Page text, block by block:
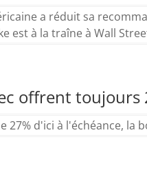
a réduit sa
est à la traîne à Wall
offrent
d'ici à l'échéance, la